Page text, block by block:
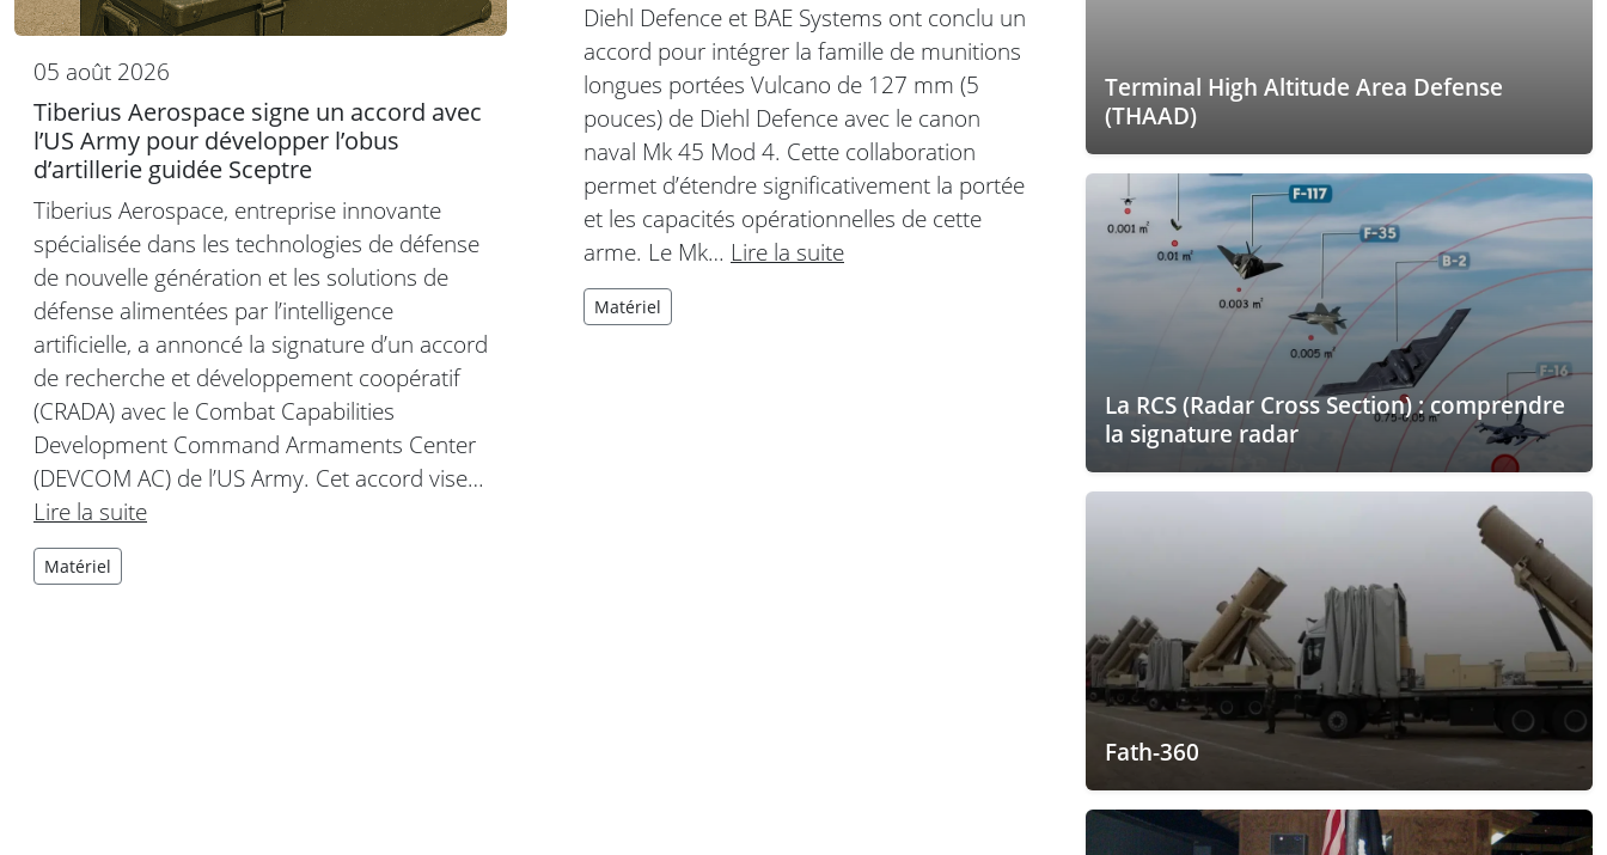
05 août 2026
Tiberius Aerospace signe un accord avec
l’US Army pour développer l’obus
d’artillerie guidée Sceptre
Tiberius Aerospace, entreprise innovante
spécialisée dans les technologies de défense
de nouvelle génération et les solutions de
défense alimentées par l’intelligence
artificielle, a annoncé la signature d’un accord
de recherche et développement coopératif
(CRADA) avec le Combat Capabilities
Development Command Armaments Center
(DEVCOM AC) de l’US Army. Cet accord vise…
Lire la suite
Matériel
Diehl Defence et BAE Systems ont conclu un
accord pour intégrer la famille de munitions
longues portées Vulcano de 127 mm (5
pouces) de Diehl Defence avec le canon
naval Mk 45 Mod 4. Cette collaboration
permet d’étendre significativement la portée
et les capacités opérationnelles de cette
arme. Le Mk… Lire la suite
Matériel
Terminal High Altitude Area Defense
(THAAD)
La RCS (Radar Cross Section) : comprendre
la signature radar
Fath-360